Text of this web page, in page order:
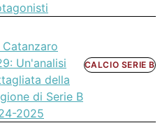
Catanzaro
Un'analisi
della
di Serie B
2025
CALCIO SERIE B